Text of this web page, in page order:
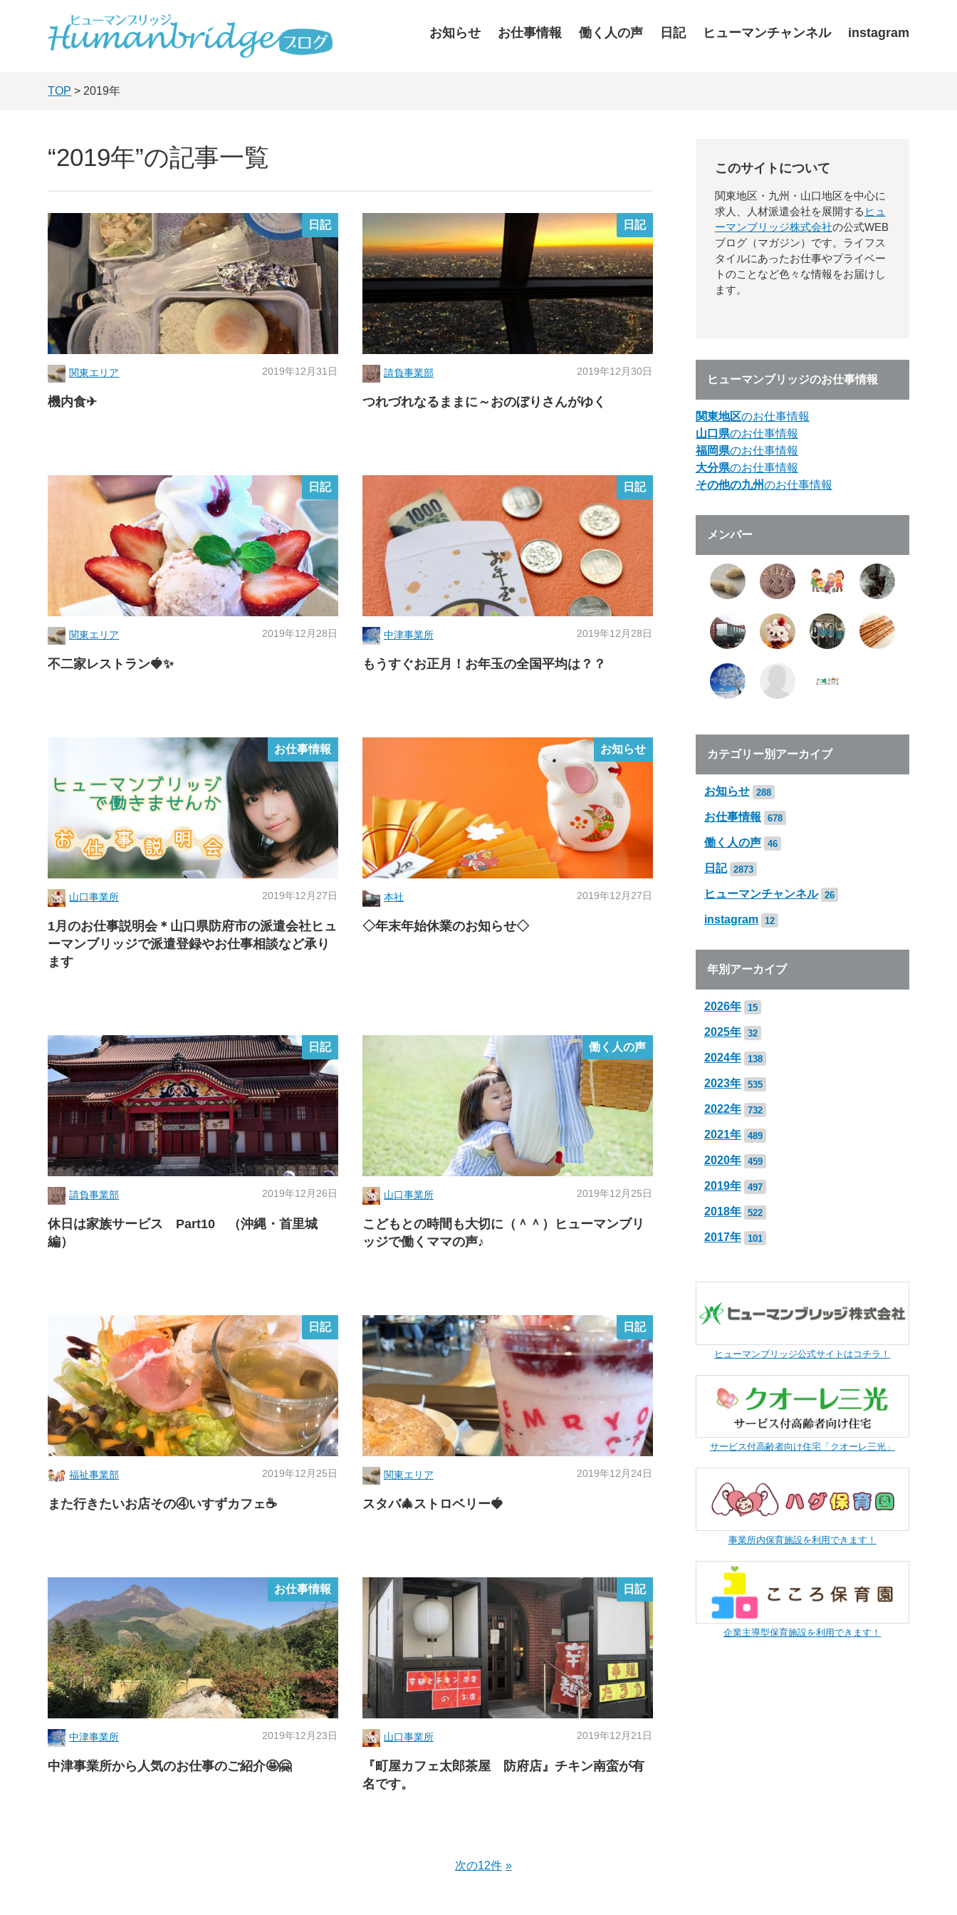
お知らせ お仕事情報 働く人の声 日記 ヒューマンチャンネル instagram
TOP > 2019年
“2019年”の記事一覧
日記
関東エリア 2019年12月31日
機内食✈
日記
請負事業部 2019年12月30日
つれづれなるままに～おのぼりさんがゆく
日記
関東エリア 2019年12月28日
不二家レストラン🍓✨
日記
中津事業所 2019年12月28日
もうすぐお正月！お年玉の全国平均は？？
お仕事情報
山口事業所 2019年12月27日
1月のお仕事説明会＊山口県防府市の派遣会社ヒュ
ーマンブリッジで派遣登録やお仕事相談など承り
ます
お知らせ
本社 2019年12月27日
◇年末年始休業のお知らせ◇
日記
請負事業部 2019年12月26日
休日は家族サービス Part10 （沖縄・首里城
編）
働く人の声
山口事業所 2019年12月25日
こどもとの時間も大切に（＾＾）ヒューマンブリ
ッジで働くママの声♪
日記
福祉事業部 2019年12月25日
また行きたいお店その④いすずカフェ☕
日記
関東エリア 2019年12月24日
スタバ🎄ストロベリー🍓
お仕事情報
中津事業所 2019年12月23日
中津事業所から人気のお仕事のご紹介🤩🤗
日記
山口事業所 2019年12月21日
『町屋カフェ太郎茶屋 防府店』チキン南蛮が有
名です。
次の12件
このサイトについて
関東地区・九州・山口地区を中心に
求人、人材派遣会社を展開する ヒュ
ーマンブリッジ株式会社の公式WEB
ブログ（マガジン）です。ライフス
タイルにあったお仕事やプライベー
トのことなど色々な情報をお届けし
ます。
ヒューマンブリッジのお仕事情報
関東地区のお仕事情報
山口県のお仕事情報
福岡県のお仕事情報
大分県のお仕事情報
その他の九州のお仕事情報
メンバー
カテゴリー別アーカイブ
お知らせ 288
お仕事情報 678
働く人の声 46
日記 2873
ヒューマンチャンネル 26
instagram 12
年別アーカイブ
2026年 15
2025年 32
2024年 138
2023年 535
2022年 732
2021年 489
2020年 459
2019年 497
2018年 522
2017年 101
ヒューマンブリッジ公式サイトはコチラ！
サービス付高齢者向け住宅「クオーレ三光」
事業所内保育施設を利用できます！
企業主導型保育施設を利用できます！